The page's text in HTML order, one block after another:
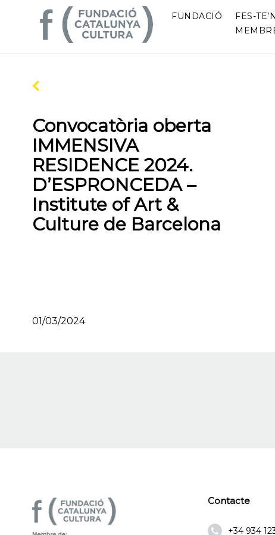
FUNDACIÓ
FES-TE’N
Convocatòria oberta
IMMENSIVA
RESIDENCE 2024.
D’ESPRONCEDA –
Institute of Art &
Culture de Barcelona
01/03/2024
Contacte
+34 934